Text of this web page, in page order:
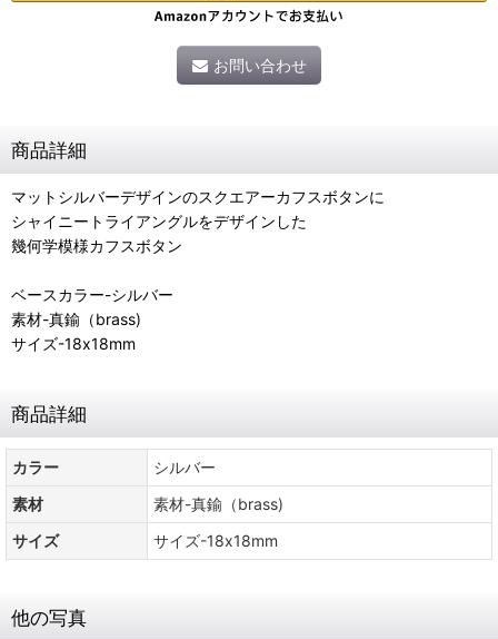
お問い合わせ
商品詳細
マットシルバーデザインのスクエアーカフスボタンに
シャイニートライアングルをデザインした
幾何学模様カフスボタン
ベースカラー-シルバー
素材-真鍮（brass)
サイズ-18x18mm
商品詳細
カラー
シルバー
素材
素材-真鍮（brass)
サイズ
サイズ-18x18mm
他の写真